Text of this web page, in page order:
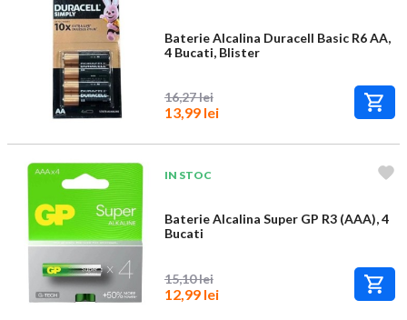
Baterie Alcalina Duracell Basic R6 AA,
4 Bucati, Blister
16,27 lei
13,99 lei
IN STOC
Baterie Alcalina Super GP R3 (AAA), 4
Bucati
15,10 lei
12,99 lei